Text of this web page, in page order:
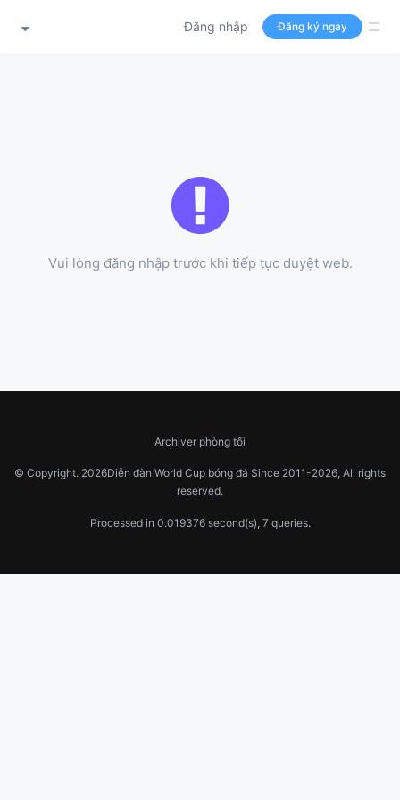
Đăng nhập Đăng ký ngay
Vui lòng đăng nhập trước khi tiếp tục duyệt web.
Archiver phòng tối
© Copyright. 2026Diễn đàn World Cup bóng đá Since 2011-2026, All rights
reserved.
Processed in 0.019376 second(s), 7 queries.